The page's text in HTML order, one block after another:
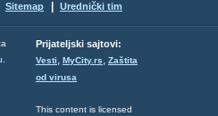
Sitemap Urednički tim
Prijateljski sajtovi:
Vesti, MyCity.rs, Zaštita
od virusa
This content is licensed